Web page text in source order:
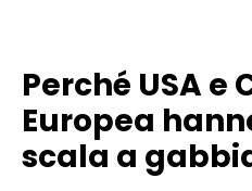
Perché USA e
Europea
scala a